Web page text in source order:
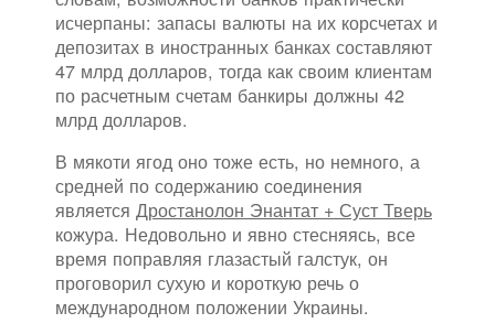
исчерпаны: запасы валюты на их корсчетах и
депозитах в иностранных банках составляют
47 млрд долларов, тогда как своим клиентам
по расчетным счетам банкиры должны 42
млрд долларов.
В мякоти ягод оно тоже есть, но немного, а
средней по содержанию соединения
является Дростанолон Энантат + Суст Тверь
кожура. Недовольно и явно стесняясь, все
время поправляя глазастый галстук, он
проговорил сухую и короткую речь о
международном положении Украины.